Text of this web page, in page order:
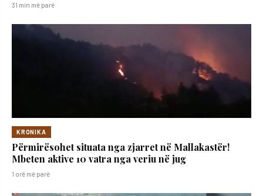
31 min më parë
KRONIKA
Përmirësohet situata nga zjarret në Mallakastër!
Mbeten aktive 10 vatra nga veriu në jug
1 orë më parë